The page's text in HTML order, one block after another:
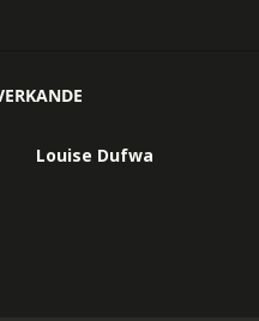
Louise Dufwa